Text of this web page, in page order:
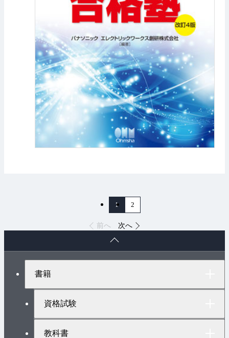
前へ
1 2
次へ
書籍
資格試験
教科書